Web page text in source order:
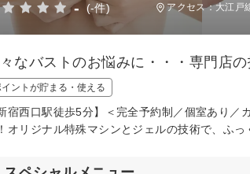
- (-件) アクセス：大江戸
なバストのお悩みに・・・専門店
イントが貯まる・使える
新宿西口駅徒歩5分】＜完全予約制／個室あり
オリジナル特殊マシンとジェルの技術で、ふ